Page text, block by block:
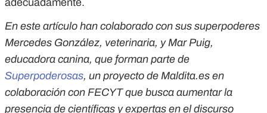
adecuadamente.
En este artículo han colaborado con sus superpoderes
Mercedes González, veterinaria, y Mar Puig,
educadora canina, que forman parte de
Superpoderosas, un proyecto de Maldita.es en
colaboración con FECYT que busca aumentar la
presencia de científicas y expertas en el discurso